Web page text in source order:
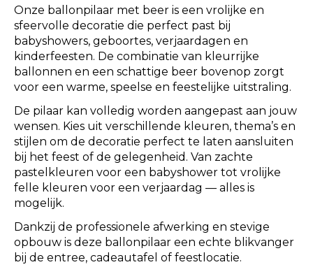
Onze ballonpilaar met beer is een vrolijke en
sfeervolle decoratie die perfect past bij
babyshowers, geboortes, verjaardagen en
kinderfeesten. De combinatie van kleurrijke
ballonnen en een schattige beer bovenop zorgt
voor een warme, speelse en feestelijke uitstraling.
De pilaar kan volledig worden aangepast aan jouw
wensen. Kies uit verschillende kleuren, thema’s en
stijlen om de decoratie perfect te laten aansluiten
bij het feest of de gelegenheid. Van zachte
pastelkleuren voor een babyshower tot vrolijke
felle kleuren voor een verjaardag — alles is
mogelijk.
Dankzij de professionele afwerking en stevige
opbouw is deze ballonpilaar een echte blikvanger
bij de entree, cadeautafel of feestlocatie.